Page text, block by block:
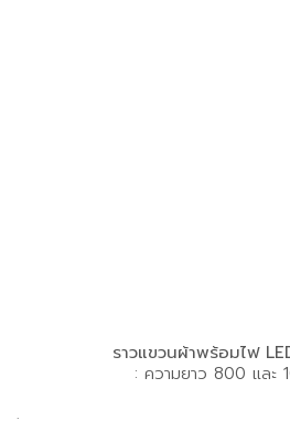
ราวแขวนผ้าพร้อมไฟ
: ความยาว 800 และ
.